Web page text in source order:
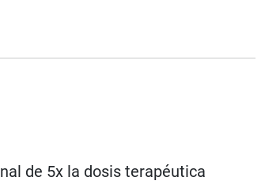
de 5x la dosis terapéutica